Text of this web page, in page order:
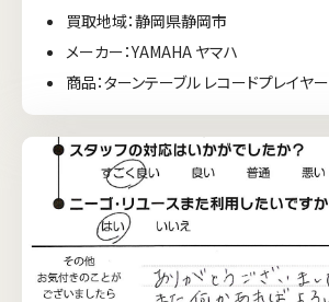
買取地域：静岡県静岡市
メーカー：YAMAHA ヤマハ
商品：ターンテーブル レコードプレイヤー